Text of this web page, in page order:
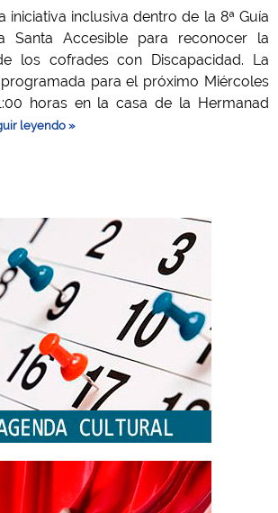
iniciativa inclusiva dentro de la 8ª Guía
Santa Accesible para reconocer la
los cofrades con Discapacidad. La
para el próximo Miércoles
horas en la casa de la Hermanad
leyendo »